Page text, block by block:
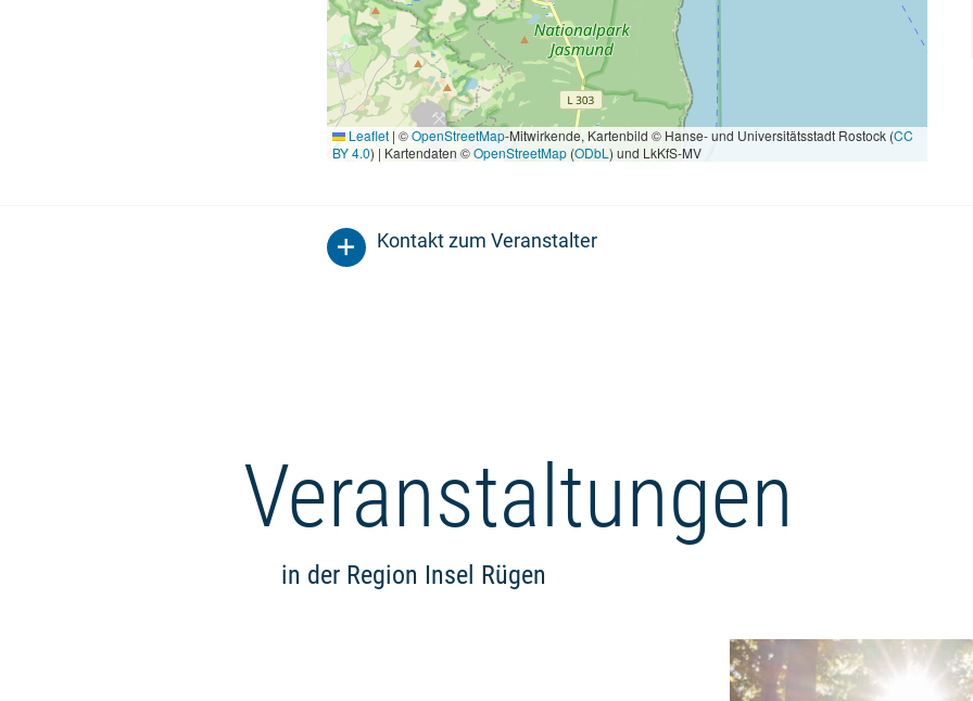
Leaflet | ©OpenStreetMap-Mitwirkende, Kartenbild © Hanse- und Universitätsstadt Rostock (CC
BY 4.0) | Kartendaten ©OpenStreetMap(ODbL ) und LkKfS-MV
Kontakt zum Veranstalter
Veranstaltungen
in der Region Insel Rügen